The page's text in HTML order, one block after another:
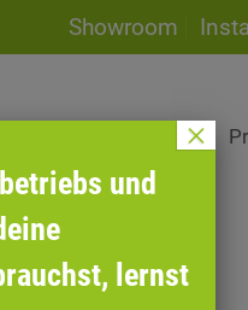
Showroom
und
lernst
×